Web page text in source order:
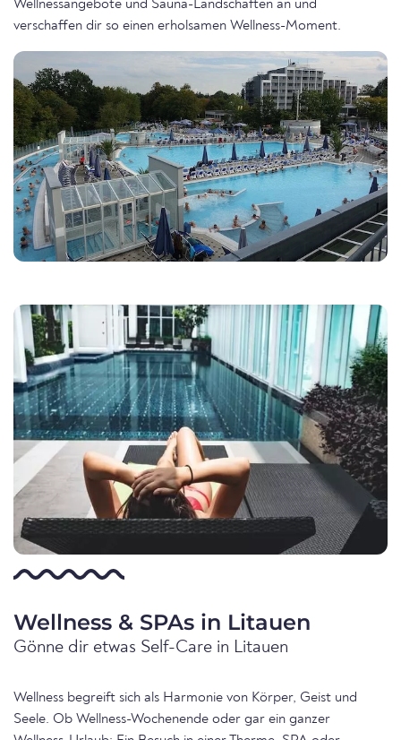
Wellnessangebote und Sauna-Landschaften an und
verschaffen dir so einen erholsamen Wellness-Moment.
Wellness & SPAs in Litauen
Gönne dir etwas Self-Care in Litauen
Wellness begreift sich als Harmonie von Körper, Geist und
Seele. Ob Wellness-Wochenende oder gar ein ganzer